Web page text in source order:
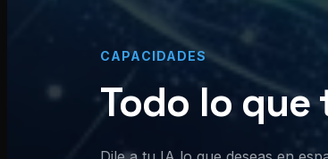
CAPACIDADES
Todo lo